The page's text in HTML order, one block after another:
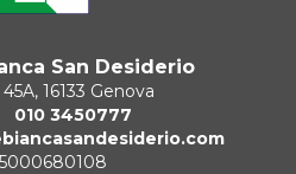
San Desiderio
16133 Genova
010 3450777